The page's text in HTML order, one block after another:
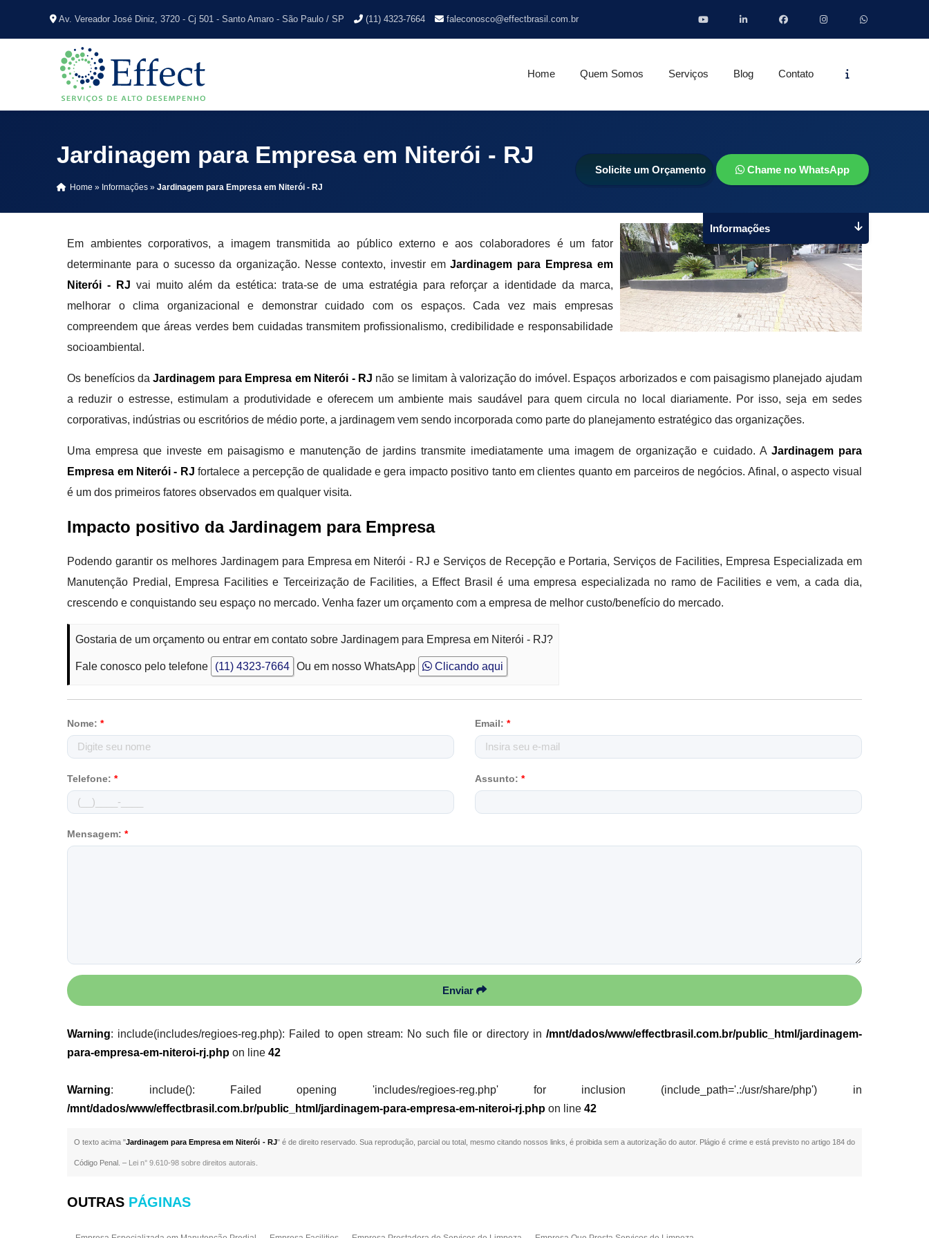
Av. Vereador José Diniz, 3720 - Cj 501 - Santo Amaro - São Paulo / SP (11) 4323-7664 faleconosco@effectbrasil.com.br
Home Quem Somos Serviços Blog Contato
Jardinagem para Empresa em Niterói - RJ
Home » Informações »Jardinagem para Empresa em Niterói - RJ
Solicite um Orçamento Chame no WhatsApp
Em ambientes corporativos, a imagem transmitida ao público externo e aos colaboradores é um fator
determinante para o sucesso da organização. Nesse contexto, investir emJardinagem para Empresa em
Niterói - RJ vai muito além da estética: trata-se de uma estratégia para reforçar a identidade da marca,
melhorar o clima organizacional e demonstrar cuidado com os espaços. Cada vez mais empresas
compreendem que áreas verdes bem cuidadas transmitem profissionalismo, credibilidade e responsabilidade
socioambiental.
Os benefícios daJardinagem para Empresa em Niterói - RJ não se limitam à valorização do imóvel. Espaços arborizados e com paisagismo planejado ajudam
a reduzir o estresse, estimulam a produtividade e oferecem um ambiente mais saudável para quem circula no local diariamente. Por isso, seja em sedes
corporativas, indústrias ou escritórios de médio porte, a jardinagem vem sendo incorporada como parte do planejamento estratégico das organizações.
Uma empresa que investe em paisagismo e manutenção de jardins transmite imediatamente uma imagem de organização e cuidado. A Jardinagem para
Empresa em Niterói - RJ fortalece a percepção de qualidade e gera impacto positivo tanto em clientes quanto em parceiros de negócios. Afinal, o aspecto visual
é um dos primeiros fatores observados em qualquer visita.
Impacto positivo da Jardinagem para Empresa
Podendo garantir os melhores Jardinagem para Empresa em Niterói - RJ e Serviços de Recepção e Portaria, Serviços de Facilities, Empresa Especializada em
Manutenção Predial, Empresa Facilities e Terceirização de Facilities, a Effect Brasil é uma empresa especializada no ramo de Facilities e vem, a cada dia,
crescendo e conquistando seu espaço no mercado. Venha fazer um orçamento com a empresa de melhor custo/benefício do mercado.
Gostaria de um orçamento ou entrar em contato sobre Jardinagem para Empresa em Niterói - RJ?
Fale conosco pelo telefone (11) 4323-7664 Ou em nosso WhatsApp Clicando aqui
Nome:* Email: *
Telefone:* Assunto: *
Mensagem:*
Enviar
Warning: include(includes/regioes-reg.php): Failed to open stream: No such file or directory in /mnt/dados/www/effectbrasil.com.br/public_html/jardinagem-
para-empresa-em-niteroi-rj.php on line42
Warning: include(): Failed opening 'includes/regioes-reg.php' for inclusion (include_path='.:/usr/share/php') in
/mnt/dados/www/effectbrasil.com.br/public_html/jardinagem-para-empresa-em-niteroi-rj.php on line42
O texto acima "Jardinagem para Empresa em Niterói - RJ" é de direito reservado. Sua reprodução, parcial ou total, mesmo citando nossos links, é proibida sem a autorização do autor. Plágio é crime e está previsto no artigo 184 do
Código Penal. – Lei n° 9.610-98 sobre direitos autorais
Informações
OUTRAS PÁGINAS